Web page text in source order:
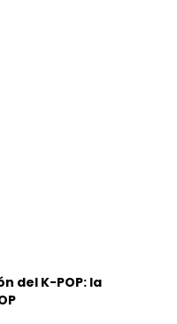
del K-POP: la